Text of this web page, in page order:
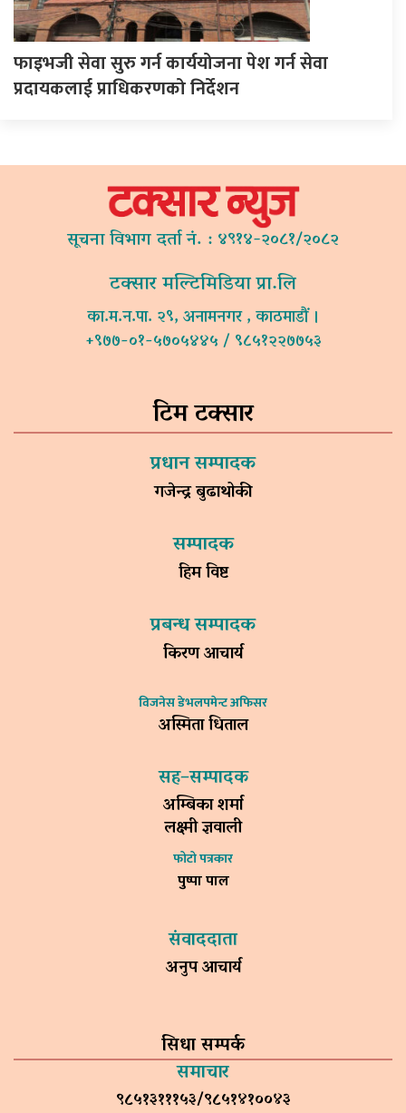
फाइभजी सेवा सुरु गर्न कार्ययोजना पेश गर्न सेवा
प्रदायकलाई प्राधिकरणको निर्देशन
सूचना विभाग दर्ता नं. : ४९१४-२०८१/२०८२
टक्सार मल्टिमिडिया प्रा.लि
का.म.न.पा. २९, अनामनगर , काठमाडौं ।
+९७७-०१-५७०५४४५ / ९८५१२२७७५३
टिम टक्सार
प्रधान सम्पादक
गजेन्द्र बुढाथोकी
सम्पादक
हिम विष्ट
प्रबन्ध सम्पादक
किरण आचार्य
विजनेस डेभलपमेन्ट अफिसर
अस्मिता धिताल
सह–सम्पादक
अम्बिका शर्मा
लक्ष्मी ज्ञवाली
फोटो पत्रकार
पुष्पा पाल
संवाददाता
अनुप आचार्य
सिधा सम्पर्क
समाचार
९८५१३१११५३/९८५१४१००४३